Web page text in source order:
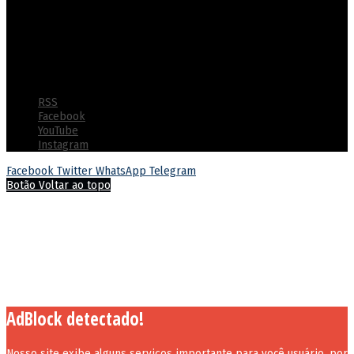
RSS
Facebook
YouTube
Instagram
Facebook Twitter WhatsApp Telegram
Botão Voltar ao topo
AdBlock detectado!